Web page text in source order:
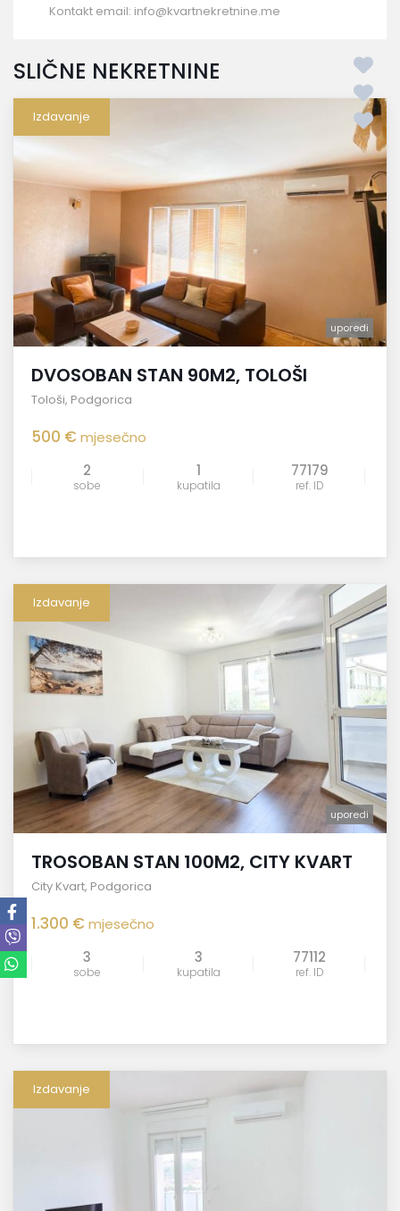
Kontakt email: info@kvartnekretnine.me
SLIČNE NEKRETNINE
Izdavanje
uporedi
DVOSOBAN STAN 90M2, TOLOŠI
Tološi, Podgorica
500 €mjesečno
2
sobe
1
kupatila
77179
ref. ID
Izdavanje
uporedi
TROSOBAN STAN 100M2, CITY KVART
City Kvart, Podgorica
1.300 €mjesečno
3
sobe
3
kupatila
77112
ref. ID
Izdavanje